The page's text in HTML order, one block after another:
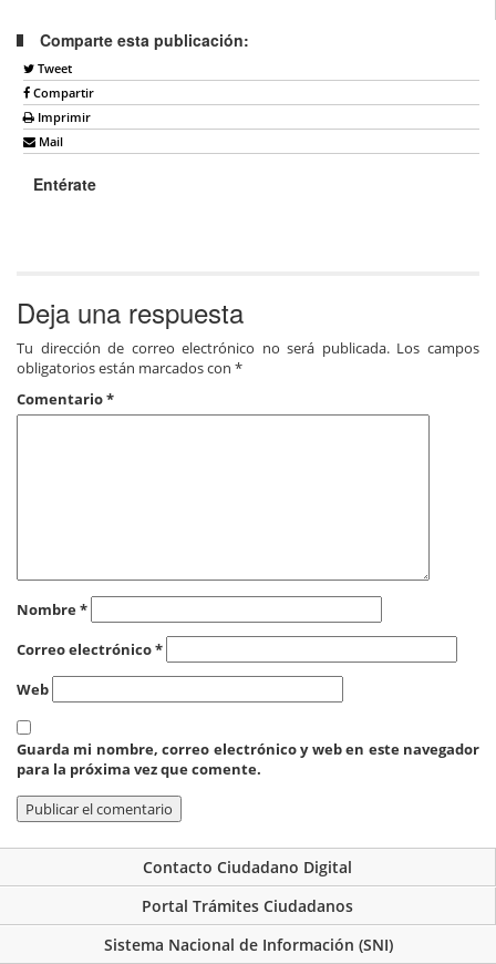
Comparte esta publicación:
Tweet
Compartir
Imprimir
Mail
Entérate
Deja una respuesta
Tu dirección de correo electrónico no será publicada. Los campos
obligatorios están marcados con *
Comentario*
Nombre*
Correo electrónico*
Web
Guarda mi nombre, correo electrónico y web en este navegador
para la próxima vez que comente.
Contacto Ciudadano Digital
Portal Trámites Ciudadanos
Sistema Nacional de Información (SNI)